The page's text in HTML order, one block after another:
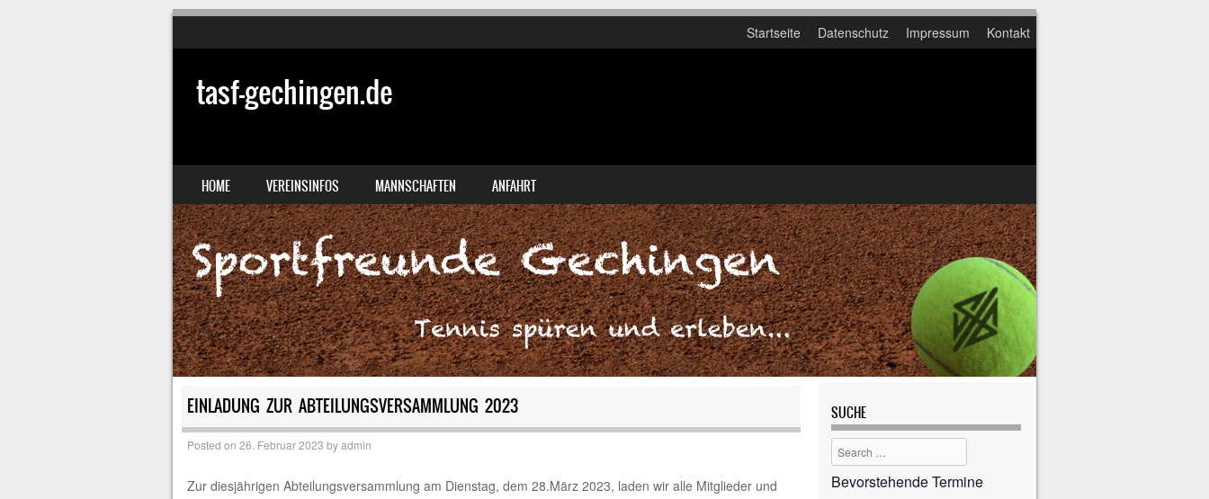
Startseite Datenschutz Impressum Kontakt
tasf-gechingen.de
MENU
SKIP TO CONTENT
HOME VEREINSINFOS MANNSCHAFTEN ANFAHRT
EINLADUNG ZUR ABTEILUNGSVERSAMMLUNG 2023
Posted on 26. Februar 2023 byadmin
Zur diesjährigen Abteilungsversammlung am Dienstag, dem 28.März 2023, laden wir alle Mitglieder und
SUCHE
Search
Bevorstehende Termine